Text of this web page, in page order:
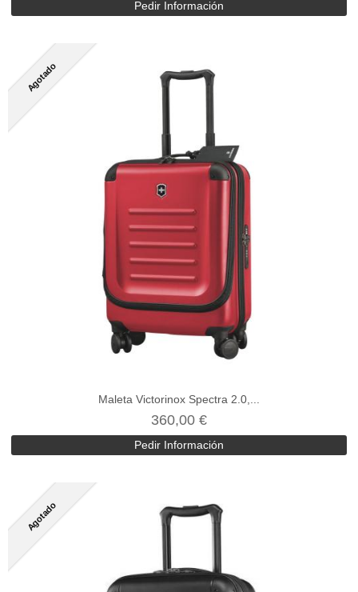
Pedir Información
Agotado
Maleta Victorinox Spectra 2.0,...
360,00 €
Pedir Información
Agotado